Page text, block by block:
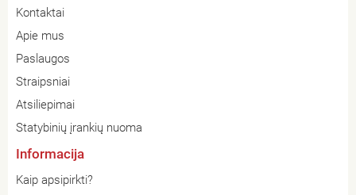
Kontaktai
Apie mus
Paslaugos
Straipsniai
Atsiliepimai
Statybinių įrankių nuoma
Informacija
Kaip apsipirkti?